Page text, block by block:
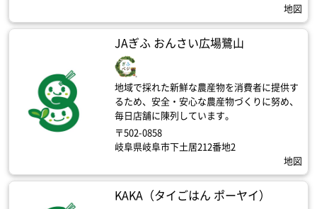
地図
JAぎふ おんさい広場鷺山
地域で採れた新鮮な農産物を消費者に提供す
るため、安全・安心な農産物づくりに努め、
毎日店舗に陳列しています。
〒502-0858
岐阜県岐阜市下土居212番地2
地図
KAKA（タイごはん ポーヤイ）